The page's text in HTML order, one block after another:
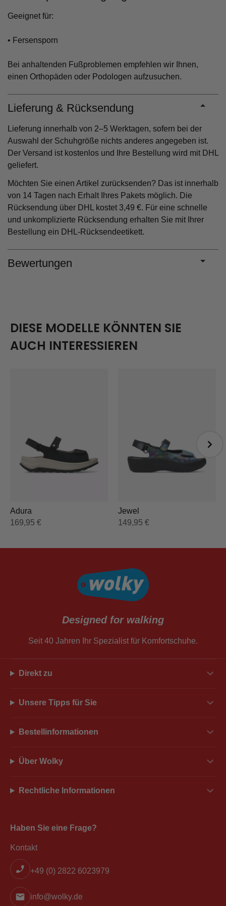
Geeignet für:
• Fersensporn
Bei anhaltenden Fußproblemen empfehlen wir Ihnen,
einen Orthopäden oder Podologen aufzusuchen.
Lieferung & Rücksendung
Lieferung innerhalb von 2–5 Werktagen, sofern bei der
Auswahl der Schuhgröße nichts anderes angegeben ist.
Der Versand ist kostenlos und Ihre Bestellung wird mit DHL
geliefert.
Möchten Sie einen Artikel zurücksenden? Das ist innerhalb
von 14 Tagen nach Erhalt Ihres Pakets möglich. Die
Rücksendung über DHL kostet 3,49 €. Für eine schnelle
und unkomplizierte Rücksendung erhalten Sie mit Ihrer
Bestellung ein DHL-Rücksendeetikett.
Bewertungen
DIESE MODELLE KÖNNTEN SIE
AUCH INTERESSIEREN
Adura
169,95 €
Jewel
149,95 €
Designed for walking
Seit 40 Jahren Ihr Spezialist für Komfortschuhe.
Direkt zu
Unsere Tipps für Sie
Bestellinformationen
Über Wolky
Rechtliche Informationen
Haben Sie eine Frage?
Kontakt
+49 (0) 2822 6023979
info@wolky.de